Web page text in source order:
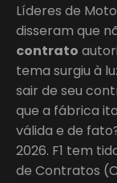
Líderes de
disseram que
contrato
tema surgiu à
sair de seu
que a fábrica
válida e de
2026. F1 tem
de Contratos